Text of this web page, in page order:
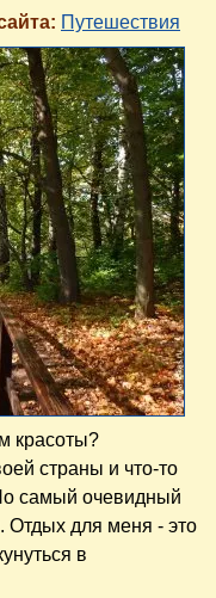
Путешествия
красоты?
страны и что-то
самый очевидный
Отдых для меня - это
в